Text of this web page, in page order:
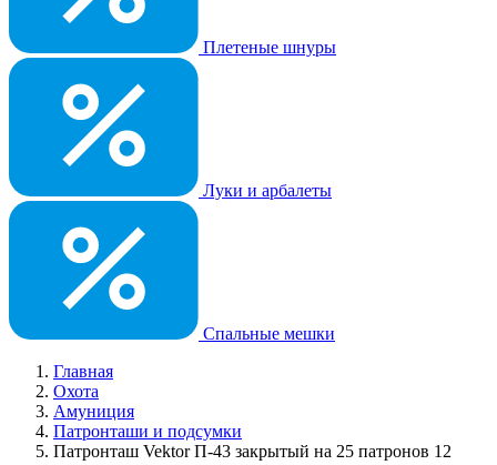
Плетеные шнуры
Луки и арбалеты
Спальные мешки
Главная
Охота
Амуниция
Патронташи и подсумки
Патронташ Vektor П-43 закрытый на 25 патронов 12